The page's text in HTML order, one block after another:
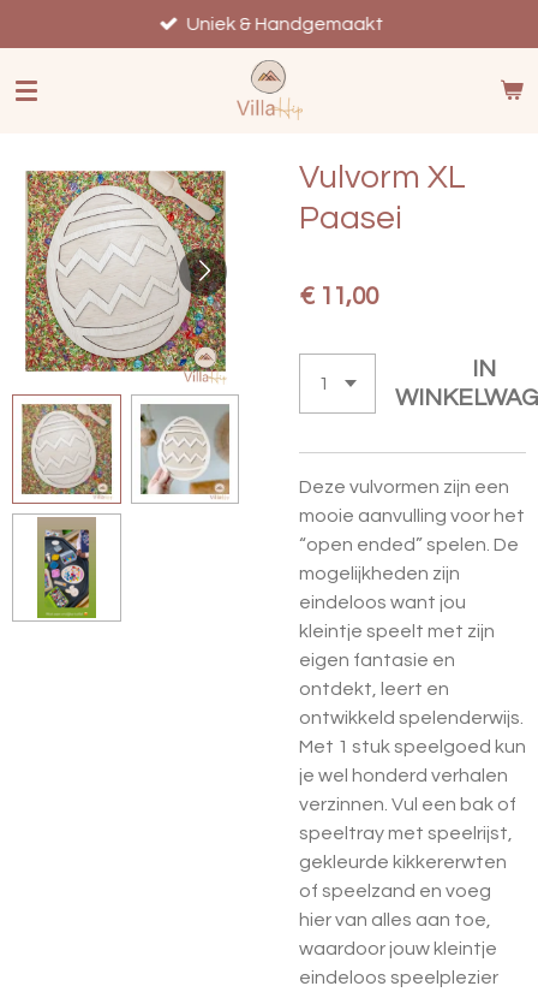
direct
naar
Uniek & Handgemaakt
Vulvorm XL
Paasei
€ 11,00
IN
Deze vulvormen zijn een
mooie aanvulling voor het
“open ended” spelen. De
mogelijkheden zijn
eindeloos want jou
kleintje speelt met zijn
eigen fantasie en
ontdekt, leert en
ontwikkeld spelenderwijs.
Met 1 stuk speelgoed kun
je wel honderd verhalen
verzinnen. Vul een bak of
speeltray met speelrijst,
gekleurde kikkererwten
of speelzand en voeg
hier van alles aan toe,
waardoor jouw kleintje
eindeloos speelplezier